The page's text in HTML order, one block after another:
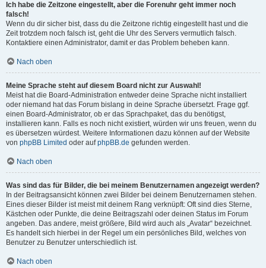
Ich habe die Zeitzone eingestellt, aber die Forenuhr geht immer noch
falsch!
Wenn du dir sicher bist, dass du die Zeitzone richtig eingestellt hast und die
Zeit trotzdem noch falsch ist, geht die Uhr des Servers vermutlich falsch.
Kontaktiere einen Administrator, damit er das Problem beheben kann.
Nach oben
Meine Sprache steht auf diesem Board nicht zur Auswahl!
Meist hat die Board-Administration entweder deine Sprache nicht installiert
oder niemand hat das Forum bislang in deine Sprache übersetzt. Frage ggf.
einen Board-Administrator, ob er das Sprachpaket, das du benötigst,
installieren kann. Falls es noch nicht existiert, würden wir uns freuen, wenn du
es übersetzen würdest. Weitere Informationen dazu können auf der Website
von phpBB Limited oder aufphpBB.de gefunden werden.
Nach oben
Was sind das für Bilder, die bei meinem Benutzernamen angezeigt werden?
In der Beitragsansicht können zwei Bilder bei deinem Benutzernamen stehen.
Eines dieser Bilder ist meist mit deinem Rang verknüpft: Oft sind dies Sterne,
Kästchen oder Punkte, die deine Beitragszahl oder deinen Status im Forum
angeben. Das andere, meist größere, Bild wird auch als „Avatar“ bezeichnet.
Es handelt sich hierbei in der Regel um ein persönliches Bild, welches von
Benutzer zu Benutzer unterschiedlich ist.
Nach oben